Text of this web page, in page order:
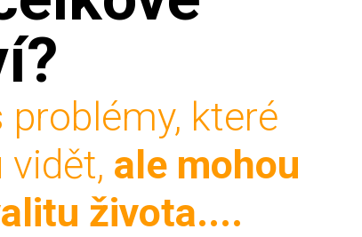
které
vidět, ale mohou
života....